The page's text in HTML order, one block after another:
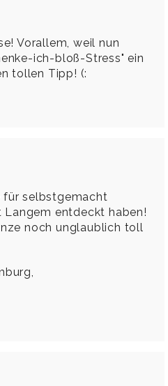
Vorallem, weil nun
ich-bloß-Stress" ein
tollen Tipp! (:
für selbstgemacht
Langem entdeckt haben!
noch unglaublich toll